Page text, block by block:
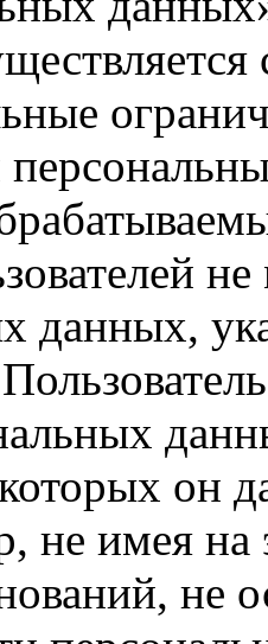
данных,
он
не имея
не